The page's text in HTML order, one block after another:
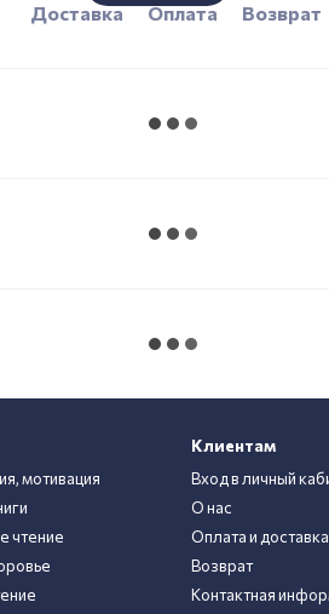
Доставка Оплата Возврат
мотивация
чтение
Клиентам
Вход в личный
О нас
Оплата и доставка
Возврат
Контактная